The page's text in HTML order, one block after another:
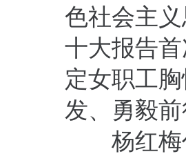
色社会主
十大报告
定女职工
发、勇毅
杨红梅代